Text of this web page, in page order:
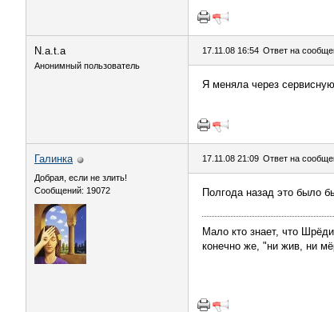
N.a.t.a
Анонимный пользователь
17.11.08 16:54 Ответ на
Я меняла через
Галинка
Добрая, если не злить!
Сообщений: 19072
17.11.08 21:09 Ответ на
Полгода назад это было
Мало кто знает, что
конечно же, "ни жив, ни